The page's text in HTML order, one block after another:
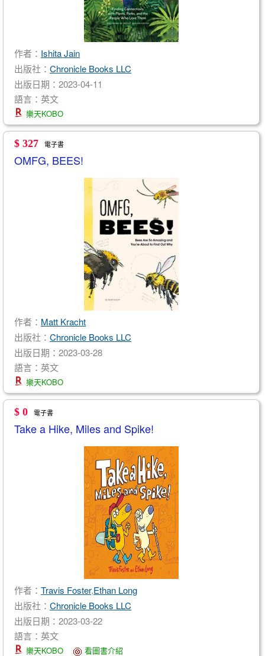
作者： Ishita Jain
出版社： Chronicle Books LLC
出版日期：2023-04-11
語言：英文
樂天KOBO
$ 327 電子書
OMFG, BEES!
作者： Matt Kracht
出版社： Chronicle Books LLC
出版日期：2023-03-28
語言：英文
樂天KOBO
$ 0 電子書
Take a Hike, Miles and Spike!
作者： Travis Foster,Ethan Long
出版社： Chronicle Books LLC
出版日期：2023-03-22
語言：英文
樂天KOBO 看圖書介紹